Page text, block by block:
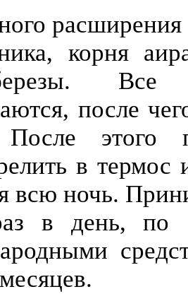
корня
Все
после
После этого
в
всю ночь.
в день, по